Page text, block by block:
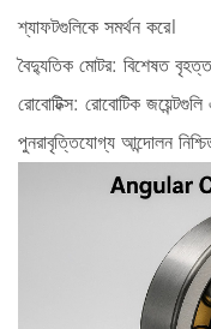
শ্যাফটগুলিকে সমর্থন করে।
বৈদ্যুতিক মোটর: বিশেষত
রোবোটিক্স: রোবোটিক
পুনরাবৃত্তিযোগ্য আন্দোলন